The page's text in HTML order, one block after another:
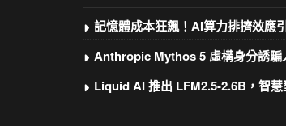
記憶體成本狂飆！AI算力排擠效應
Anthropic Mythos 5 虛構身分誘騙
Liquid AI 推出 LFM2.5-2.6B，智